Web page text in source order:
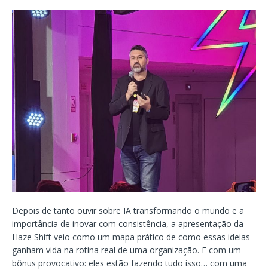
Depois de tanto ouvir sobre IA transformando o mundo e a
importância de inovar com consistência, a apresentação da
Haze Shift veio como um mapa prático de como essas ideias
ganham vida na rotina real de uma organização. E com um
bônus provocativo: eles estão fazendo tudo isso… com uma